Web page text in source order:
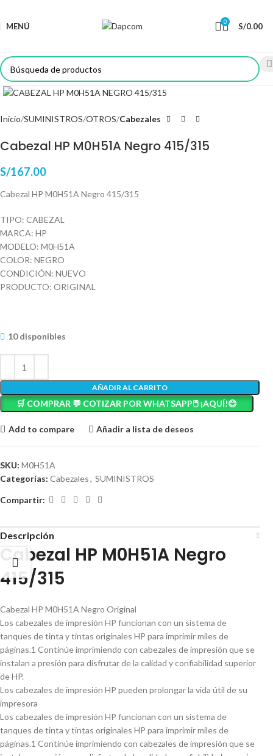
MENÚ 0 S/0.00
Haga Click para agrandar
Inicio SUMINISTROS OTROS Cabezales
Cabezal HP M0H51A Negro 415/315
S/167.00
Cabezal HP M0H51A Negro 415/315
TIPO: CABEZAL
MARCA: HP
MODELO: M0H51A
COLOR: NEGRO
CONDICIÓN: NUEVO
PRODUCTO: ORIGINAL
10 disponibles
AÑADIR AL CARRITO
🛒 COMPRAR 💬 COTIZAR POR WHATSAPP🖱️ ¡AQUÍ!😊
Add to compare Añadir a lista de deseos
SKU: M0H51A
Categorías: Cabezales, SUMINISTROS
Compartir:
Descripción
Cabezal HP M0H51A Negro
415/315
Cabezal HP M0H51A Negro Original
Los cabezales de impresión HP funcionan con un sistema de
tanques de tinta y tintas originales HP para imprimir miles de
páginas.1 Continúe imprimiendo con cabezales de impresión que se
instalan a presión para disfrutar de la calidad y confiabilidad superior
de HP.
Los cabezales de impresión HP pueden prolongar la vida útil de su
impresora
Los cabezales de impresión HP funcionan con un sistema de
tanques de tinta y tintas originales HP para imprimir miles de
páginas.1 Continúe imprimiendo con cabezales de impresión que se